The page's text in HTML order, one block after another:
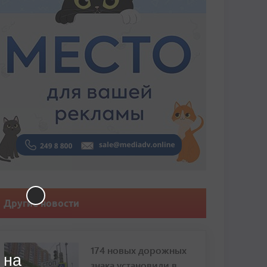
Другие новости
174 новых дорожных